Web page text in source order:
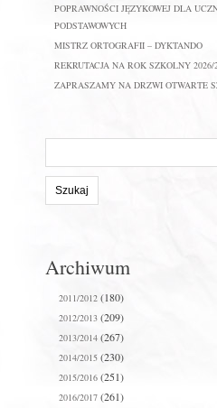
POPRAWNOŚCI JĘZYKOWEJ DLA
PODSTAWOWYCH
MISTRZ ORTOGRAFII – DYKTANDO
REKRUTACJA NA ROK SZKOLNY 2026/
ZAPRASZAMY NA DRZWI OTWARTE
stronie:
Archiwum
2011/2012 (180)
2012/2013(209)
2013/2014(267)
2014/2015(230)
2015/2016(251)
2016/2017(261)